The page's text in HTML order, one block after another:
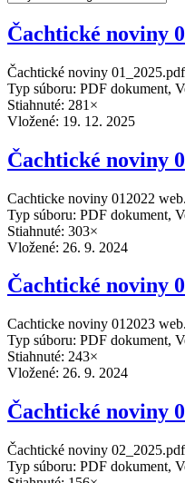
Čachtické noviny
Čachtické noviny 01_2025.pdf
Typ súboru: PDF dokument,
Stiahnuté: 281×
Vložené: 19. 12. 2025
Čachtické noviny
Cachticke noviny 012022
Typ súboru: PDF dokument,
Stiahnuté: 303×
Vložené: 26. 9. 2024
Čachtické noviny
Cachticke noviny 012023
Typ súboru: PDF dokument,
Stiahnuté: 243×
Vložené: 26. 9. 2024
Čachtické noviny
Čachtické noviny 02_2025.pdf
Typ súboru: PDF dokument,